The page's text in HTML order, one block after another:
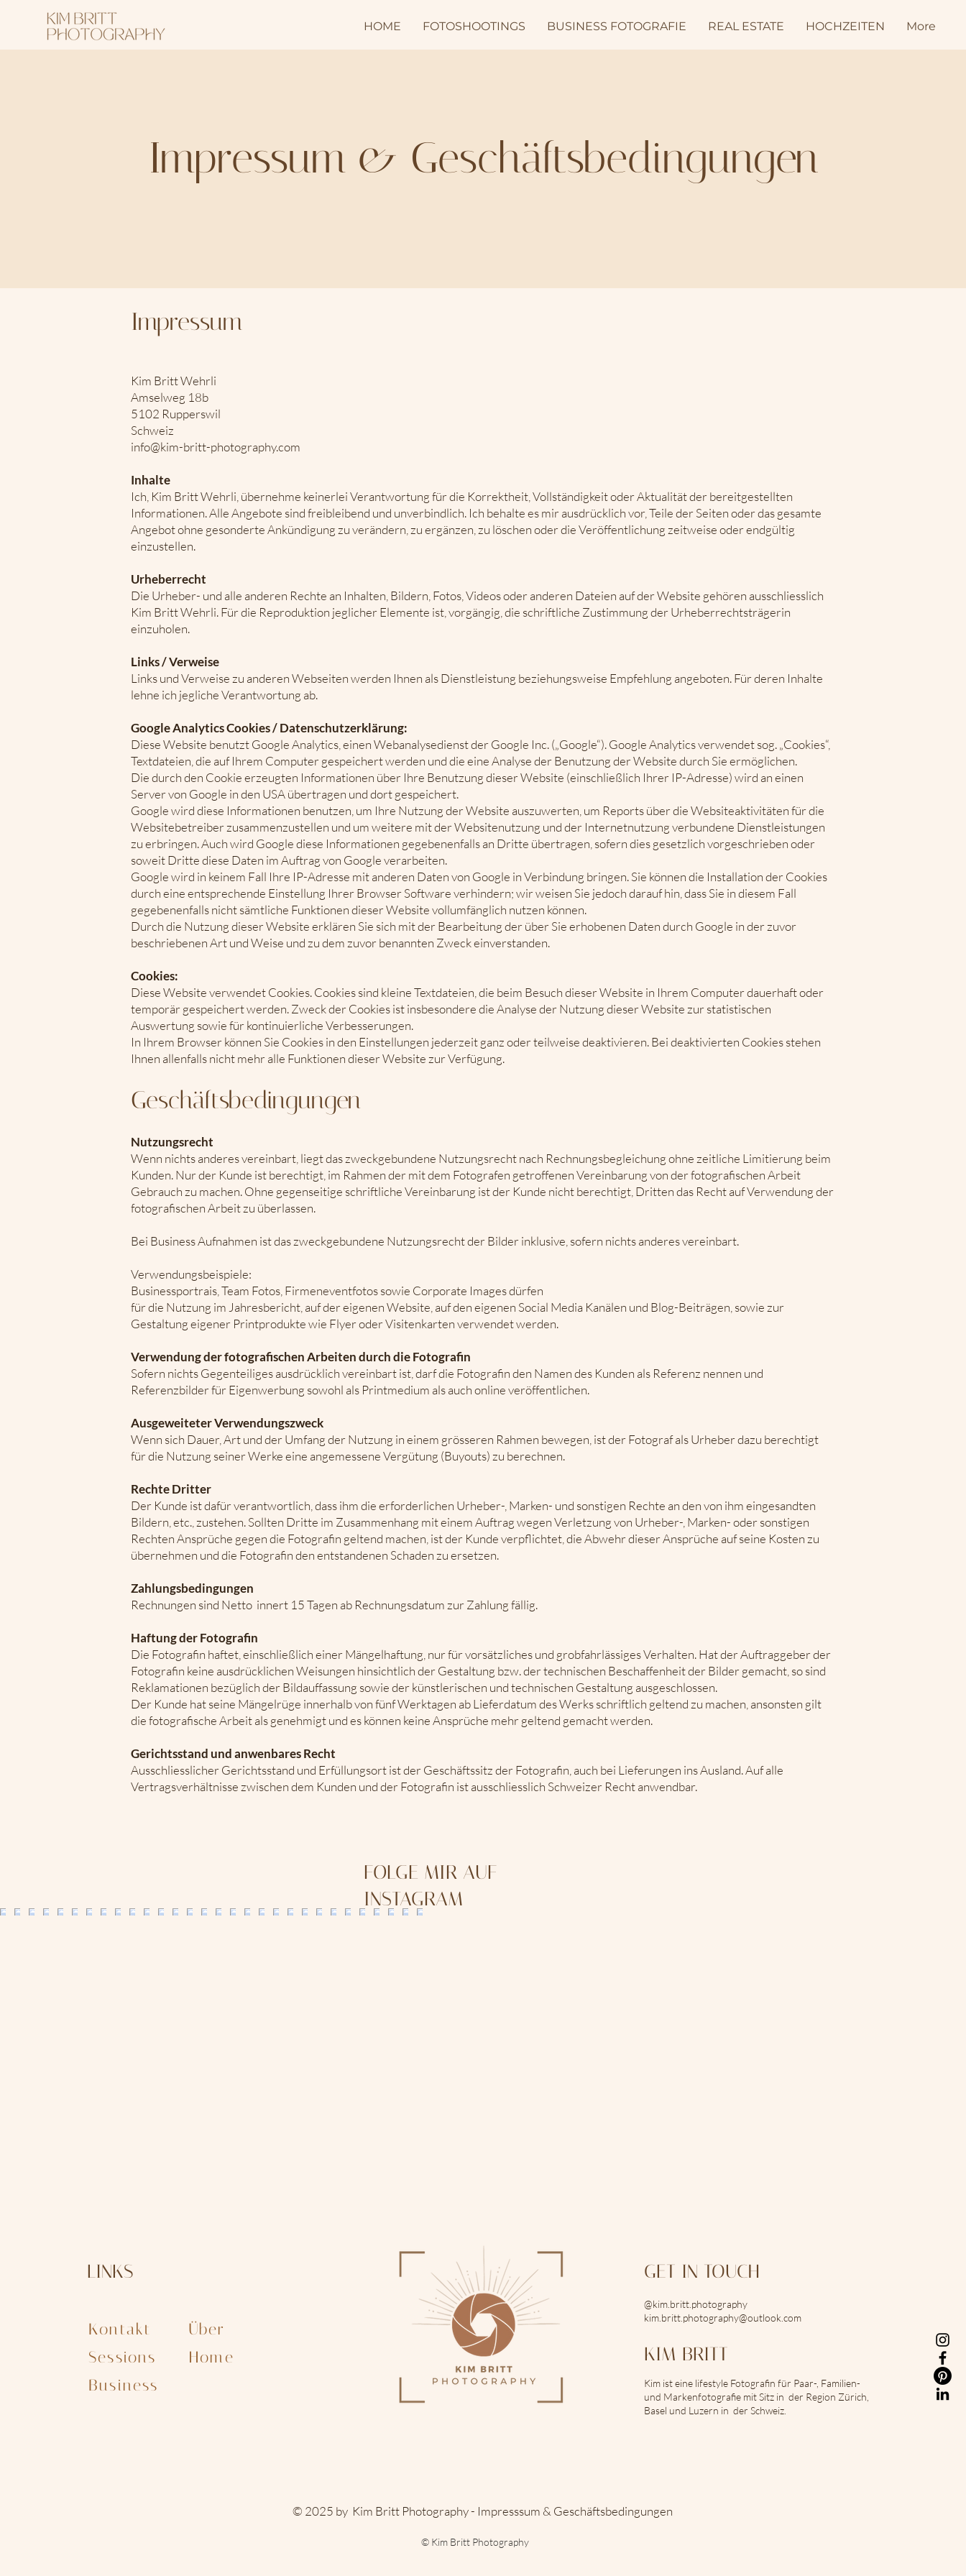
HOME FOTOSHOOTINGS BUSINESS FOTOGRAFIE REAL ESTATE HOCHZEITEN More
Impressum & Geschäftsbedingungen
Impressum
Kim Britt Wehrli
Amselweg 18b
5102 Rupperswil
Schweiz
info@kim-britt-photography.com
Inhalte
Ich, Kim Britt Wehrli, übernehme keinerlei Verantwortung für die Korrektheit, Vollständigkeit oder Aktualität der bereitgestellten
Informationen. Alle Angebote sind freibleibend und unverbindlich. Ich behalte es mir ausdrücklich vor, Teile der Seiten oder das gesamte
Angebot ohne gesonderte Ankündigung zu verändern, zu ergänzen, zu löschen oder die Veröffentlichung zeitweise oder endgültig
einzustellen.
Urheberrecht
Die Urheber- und alle anderen Rechte an Inhalten, Bildern, Fotos, Videos oder anderen Dateien auf der Website gehören ausschliesslich
Kim Britt Wehrli. Für die Reproduktion jeglicher Elemente ist, vorgängig, die schriftliche Zustimmung der Urheberrechtsträgerin
einzuholen.
Links / Verweise
Links und Verweise zu anderen Webseiten werden Ihnen als Dienstleistung beziehungsweise Empfehlung angeboten. Für deren Inhalte
lehne ich jegliche Verantwortung ab.
Google Analytics Cookies / Datenschutzerklärung:
Diese Website benutzt Google Analytics, einen Webanalysedienst der Google Inc. („Google“). Google Analytics verwendet sog. „Cookies“,
Textdateien, die auf Ihrem Computer gespeichert werden und die eine Analyse der Benutzung der Website durch Sie ermöglichen.
Die durch den Cookie erzeugten Informationen über Ihre Benutzung dieser Website (einschließlich Ihrer IP-Adresse) wird an einen
Server von Google in den USA übertragen und dort gespeichert.
Google wird diese Informationen benutzen, um Ihre Nutzung der Website auszuwerten, um Reports über die Websiteaktivitäten für die
Websitebetreiber zusammenzustellen und um weitere mit der Websitenutzung und der Internetnutzung verbundene Dienstleistungen
zu erbringen. Auch wird Google diese Informationen gegebenenfalls an Dritte übertragen, sofern dies gesetzlich vorgeschrieben oder
soweit Dritte diese Daten im Auftrag von Google verarbeiten.
Google wird in keinem Fall Ihre IP-Adresse mit anderen Daten von Google in Verbindung bringen. Sie können die Installation der Cookies
durch eine entsprechende Einstellung Ihrer Browser Software verhindern; wir weisen Sie jedoch darauf hin, dass Sie in diesem Fall
gegebenenfalls nicht sämtliche Funktionen dieser Website vollumfänglich nutzen können.
Durch die Nutzung dieser Website erklären Sie sich mit der Bearbeitung der über Sie erhobenen Daten durch Google in der zuvor
beschriebenen Art und Weise und zu dem zuvor benannten Zweck einverstanden.
Cookies:
Diese Website verwendet Cookies. Cookies sind kleine Textdateien, die beim Besuch dieser Website in Ihrem Computer dauerhaft oder
temporär gespeichert werden. Zweck der Cookies ist insbesondere die Analyse der Nutzung dieser Website zur statistischen
Auswertung sowie für kontinuierliche Verbesserungen.
In Ihrem Browser können Sie Cookies in den Einstellungen jederzeit ganz oder teilweise deaktivieren. Bei deaktivierten Cookies stehen
Ihnen allenfalls nicht mehr alle Funktionen dieser Website zur Verfügung.
Geschäftsbedingungen
Nutzungsrecht
Wenn nichts anderes vereinbart, liegt das zweckgebundene Nutzungsrecht nach Rechnungsbegleichung ohne zeitliche Limitierung beim
Kunden. Nur der Kunde ist berechtigt, im Rahmen der mit dem Fotografen getroffenen Vereinbarung von der fotografischen Arbeit
Gebrauch zu machen. Ohne gegenseitige schriftliche Vereinbarung ist der Kunde nicht berechtigt, Dritten das Recht auf Verwendung der
fotografischen Arbeit zu überlassen.
Bei Business Aufnahmen ist das zweckgebundene Nutzungsrecht der Bilder inklusive, sofern nichts anderes vereinbart.
Verwendungsbeispiele:
Businessportrais, Team Fotos, Firmeneventfotos sowie Corporate Images dürfen
für die Nutzung im Jahresbericht, auf der eigenen Website, auf den eigenen Social Media Kanälen und Blog-Beiträgen, sowie zur
Gestaltung eigener Printprodukte wie Flyer oder Visitenkarten verwendet werden.
Verwendung der fotografischen Arbeiten durch die Fotografin
Sofern nichts Gegenteiliges ausdrücklich vereinbart ist, darf die Fotografin den Namen des Kunden als Referenz nennen und
Referenzbilder für Eigenwerbung sowohl als Printmedium als auch online veröffentlichen.
Ausgeweiteter Verwendungszweck
Wenn sich Dauer, Art und der Umfang der Nutzung in einem grösseren Rahmen bewegen, ist der Fotograf als Urheber dazu berechtigt
für die Nutzung seiner Werke eine angemessene Vergütung (Buyouts) zu berechnen.
Rechte Dritter
Der Kunde ist dafür verantwortlich, dass ihm die erforderlichen Urheber-, Marken- und sonstigen Rechte an den von ihm eingesandten
Bildern, etc., zustehen. Sollten Dritte im Zusammenhang mit einem Auftrag wegen Verletzung von Urheber-, Marken- oder sonstigen
Rechten Ansprüche gegen die Fotografin geltend machen, ist der Kunde verpflichtet, die Abwehr dieser Ansprüche auf seine Kosten zu
übernehmen und die Fotografin den entstandenen Schaden zu ersetzen.
Zahlungsbedingungen
Rechnungen sind Netto innert 15 Tagen ab Rechnungsdatum zur Zahlung fällig.
Haftung der Fotografin
Die Fotografin haftet, einschließlich einer Mängelhaftung, nur für vorsätzliches und grobfahrlässiges Verhalten. Hat der Auftraggeber der
Fotografin keine ausdrücklichen Weisungen hinsichtlich der Gestaltung bzw. der technischen Beschaffenheit der Bilder gemacht, so sind
Reklamationen bezüglich der Bildauffassung sowie der künstlerischen und technischen Gestaltung ausgeschlossen.
Der Kunde hat seine Mängelrüge innerhalb von fünf Werktagen ab Lieferdatum des Werks schriftlich geltend zu machen, ansonsten gilt
die fotografische Arbeit als genehmigt und es können keine Ansprüche mehr geltend gemacht werden.
Gerichtsstand und anwenbares Recht
Ausschliesslicher Gerichtsstand und Erfüllungsort ist der Geschäftssitz der Fotografin, auch bei Lieferungen ins Ausland. Auf alle
Vertragsverhältnisse zwischen dem Kunden und der Fotografin ist ausschliesslich Schweizer Recht anwendbar.
LINKS
Kontakt
Sessions
Über
Home
Business
FOLGE MIR AUF
INSTAGRAM
GET IN TOUCH
@kim.britt.photography
kim.britt.photography@outlook.com
KIM BRITT
Kim ist eine lifestyle Fotografin für Paar-, Familien-
und Markenfotografie mit Sitz in der Region Zürich,
Basel und Luzern in der Schweiz.
© 2025 by Kim Britt Photography - Impresssum & Geschäftsbedingungen
© Kim Britt Photography